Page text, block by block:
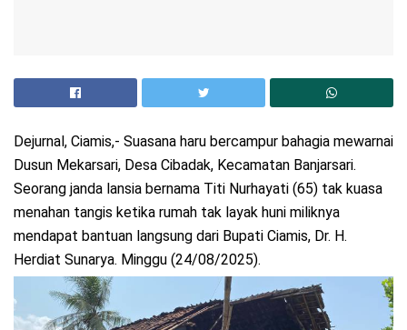
Dejurnal, Ciamis,- Suasana haru bercampur bahagia mewarnai
Dusun Mekarsari, Desa Cibadak, Kecamatan Banjarsari.
Seorang janda lansia bernama Titi Nurhayati (65) tak kuasa
menahan tangis ketika rumah tak layak huni miliknya
mendapat bantuan langsung dari Bupati Ciamis, Dr. H.
Herdiat Sunarya. Minggu (24/08/2025).